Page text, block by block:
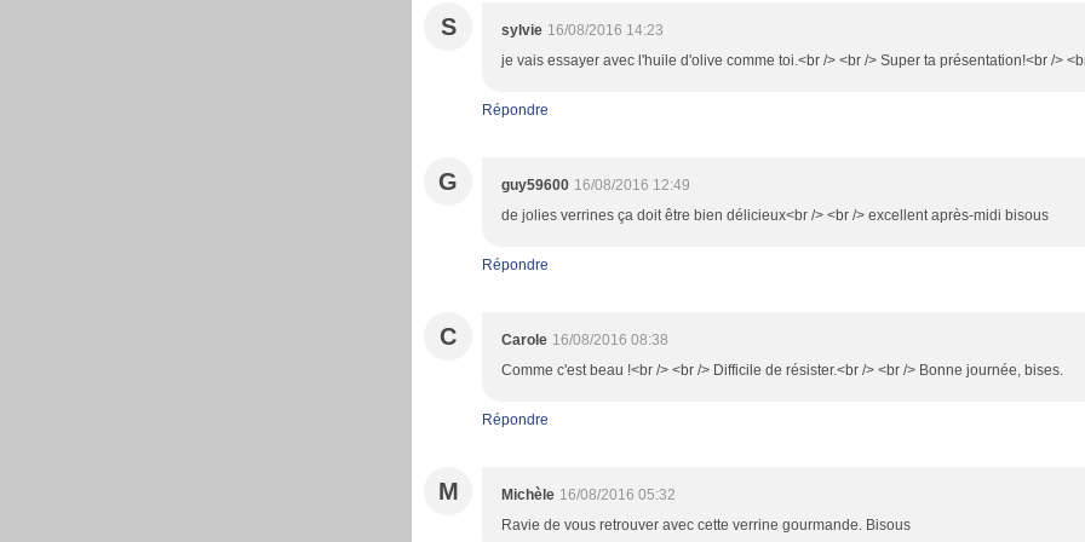
S sylvie 16/08/2016 14:23
je vais essayer avec l'huile d'olive comme toi.<br /> <br /> Super ta présentation!<br />
Répondre
G guy59600 16/08/2016 12:49
de jolies verrines ça doit être bien délicieux<br /> <br /> excellent après-midi bisous
Répondre
C Carole 16/08/2016 08:38
Comme c'est beau !<br /> <br /> Difficile de résister.<br /> <br /> Bonne journée, bises.
Répondre
M Michèle 16/08/2016 05:32
Ravie de vous retrouver avec cette verrine gourmande. Bisous